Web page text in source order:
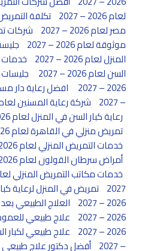
لعام 2026 – 2027
تكلفة
مصر لعام 2026 – 2027
شركات
موثوقة لعام 2026 – 2027
المنزل لعام 2026 – 2027
خدمات
السن لعام 2026 – 2027
2026 – 2027
– 2027
شركة رعاية المسنين لعام 2026 –
رعاية كبار السن في المنزل لعام 2026 – 2027
تمريض منزلي في القاهرة لعام 2026 – 2027
خدمات التمريض المنزلي لعام 2026 – 2027
أمراض سرطان القولون لعام 2026 – 2027
2027 تمريض في المنزل لرعاية
2026 – 2027
العلاج الطبيعي
2026 – 2027
علاج طبيعي
2026 – 2027
– 2027